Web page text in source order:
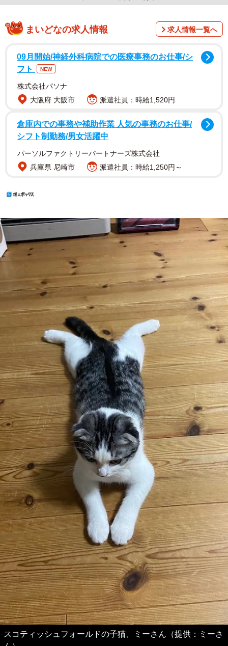
まいどなの求人情報 求人情報一覧へ
09月開始/神経外科病院での医療事務のお仕事/シ
フト
NEW
株式会社パソナ
大阪府 大阪市
派遣社員：時給1,520円
倉庫内での事務や補助作業 人気の事務のお仕事/
シフト制勤務/男女活躍中
パーソルファクトリーパートナーズ株式会社
兵庫県 尼崎市
派遣社員：時給1,250円～
スコティッシュフォールドの子猫、ミーさん（提供：ミーさ